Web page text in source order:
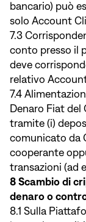
bancario) può
solo Account
7.3
conto presso il
deve
relativo
7.4
Denaro Fiat
tramite (i)
comunicato da
cooperante
transazioni (ad
8 Scambio di
denaro o
8.1 Sulla